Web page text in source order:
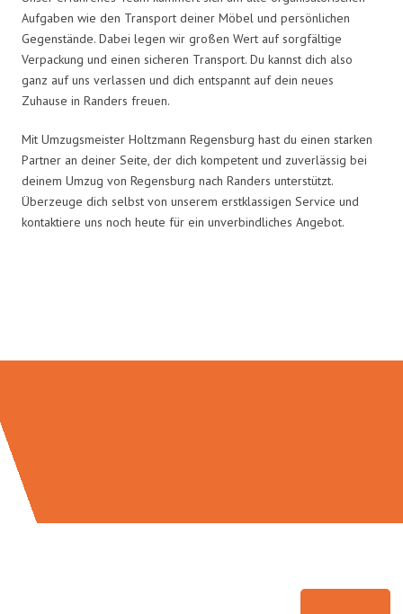
Aufgaben wie den Transport deiner Möbel und persönlichen
Gegenstände. Dabei legen wir großen Wert auf sorgfältige
Verpackung und einen sicheren Transport. Du kannst dich also
ganz auf uns verlassen und dich entspannt auf dein neues
Zuhause in Randers freuen.
Mit Umzugsmeister Holtzmann Regensburg hast du einen starken
Partner an deiner Seite, der dich kompetent und zuverlässig bei
deinem Umzug von Regensburg nach Randers unterstützt.
Überzeuge dich selbst von unserem erstklassigen Service und
kontaktiere uns noch heute für ein unverbindliches Angebot.